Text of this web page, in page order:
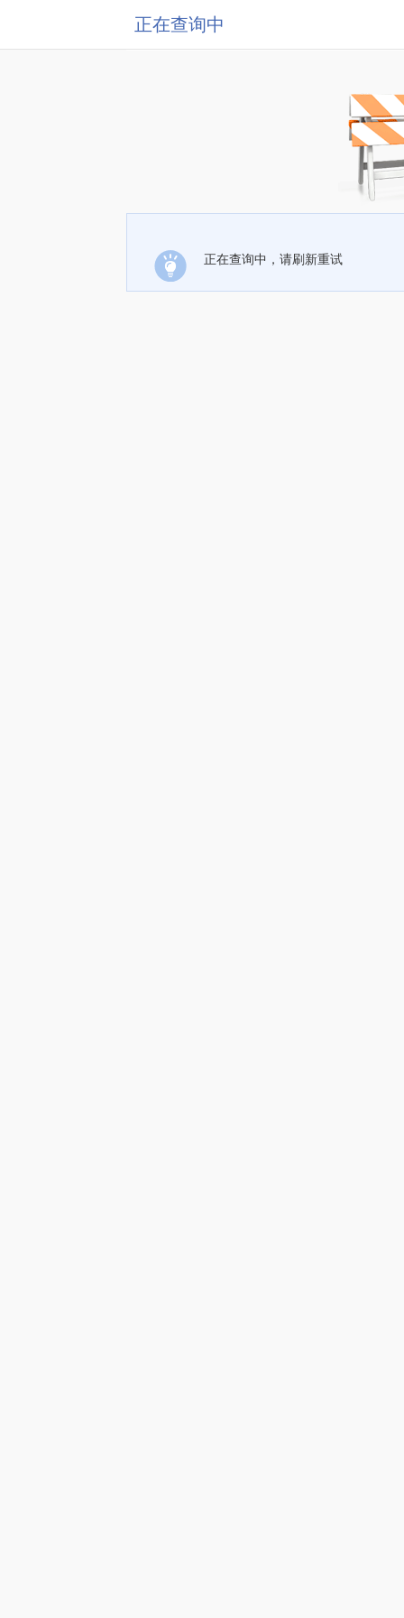
正在查询中
正在查询中，请刷新重试